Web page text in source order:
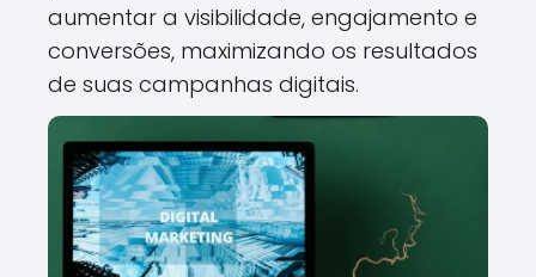
aumentar a visibilidade, engajamento e
conversões, maximizando os resultados
de suas campanhas digitais.